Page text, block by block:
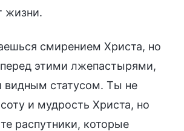
жизни.
смирением Христа, но
этими лжепастырями,
статусом. Ты не
и мудрость Христа, но
распутники, которые